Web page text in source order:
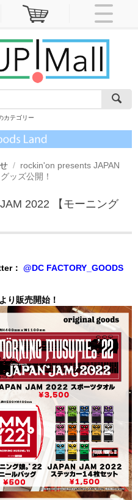
カテゴリー
/ rockin'on presents JAPAN
ッズ公開！
2022 【モーニング
： @DC FACTORY_GOODS
販売開始！